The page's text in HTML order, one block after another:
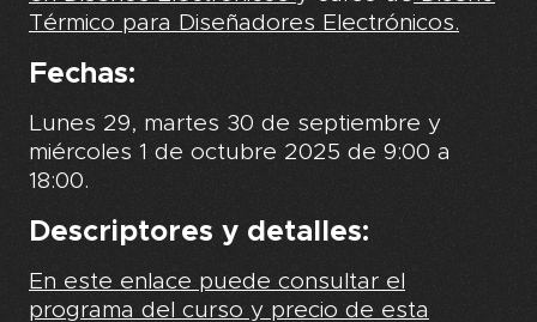
Térmico para Diseñadores Electrónicos.
Fechas:
Lunes 29, martes 30 de septiembre y
miércoles 1 de octubre 2025 de 9:00 a
18:00.
Descriptores y detalles:
En este enlace puede consultar el
programa del curso y precio de esta